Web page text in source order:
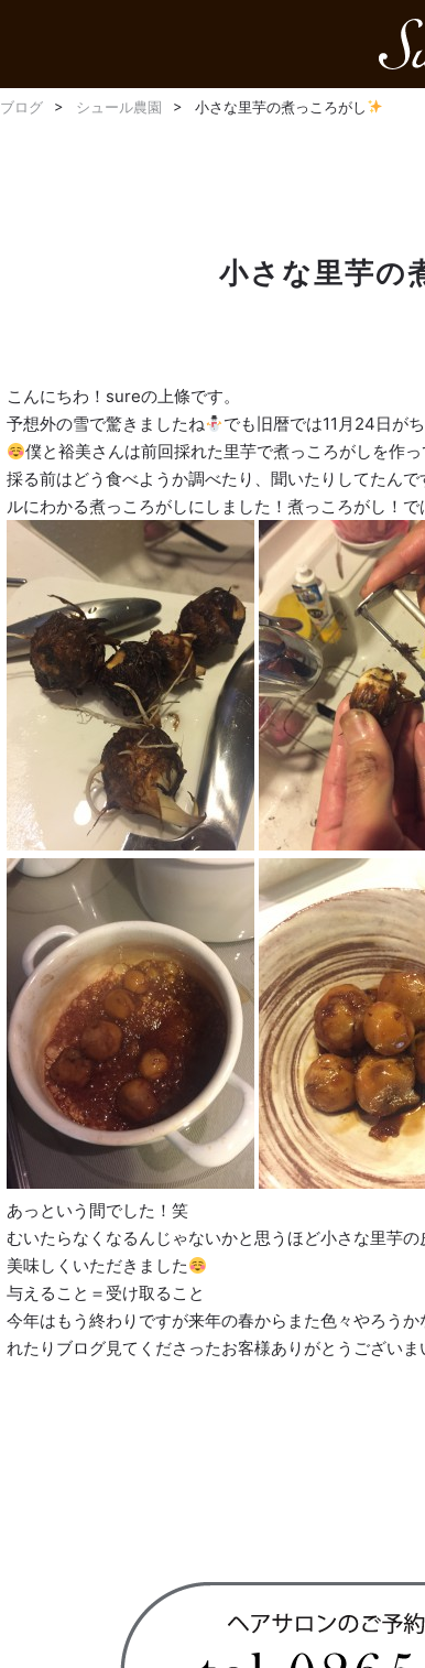
ブログ シュール農園 小さな里芋の煮っころがし
小さな里芋の
こんにちわ！sureの上條です。
予想外の雪で驚きましたね
でも旧暦では11月24日が
僕と裕美さんは前回採れた里芋で煮っころがしを作っ
採る前はどう食べようか調べたり、聞いたりしてたん
ルにわかる煮っころがしにしました！煮っころがし！で
あっという間でした！笑
むいたらなくなるんじゃないかと思うほど小さな里芋
美味しくいただきました
与えること＝受け取ること
今年はもう終わりですが来年の春からまた色々やろう
れたりブログ見てくださったお客様ありがとうございま